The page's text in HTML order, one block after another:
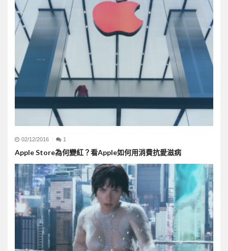
02/12/2016 1
Apple Store為何變紅？看Apple如何用消費抗愛滋病